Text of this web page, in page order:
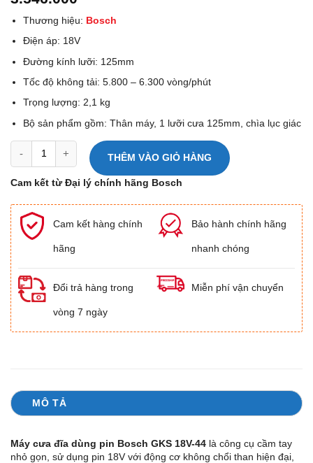
Thương hiệu: Bosch
Điện áp: 18V
Đường kính lưỡi: 125mm
Tốc độ không tải: 5.800 – 6.300 vòng/phút
Trọng lượng: 2,1 kg
Bộ sản phẩm gồm: Thân máy, 1 lưỡi cưa 125mm, chìa lục giác
Máy cưa đĩa dùng pin Bosch GKS 18V-44 Professional số lượng
THÊM VÀO GIỎ HÀNG
Cam kết từ Đại lý chính hãng Bosch
Cam kết hàng chính
hãng
Bảo hành chính hãng
nhanh chóng
Đổi trả hàng trong
vòng 7 ngày
Miễn phí vận chuyển
MÔ TẢ
Máy cưa đĩa dùng pin Bosch GKS 18V-44 là công cụ cầm tay
nhỏ gọn, sử dụng pin 18V với động cơ không chổi than hiện đại,